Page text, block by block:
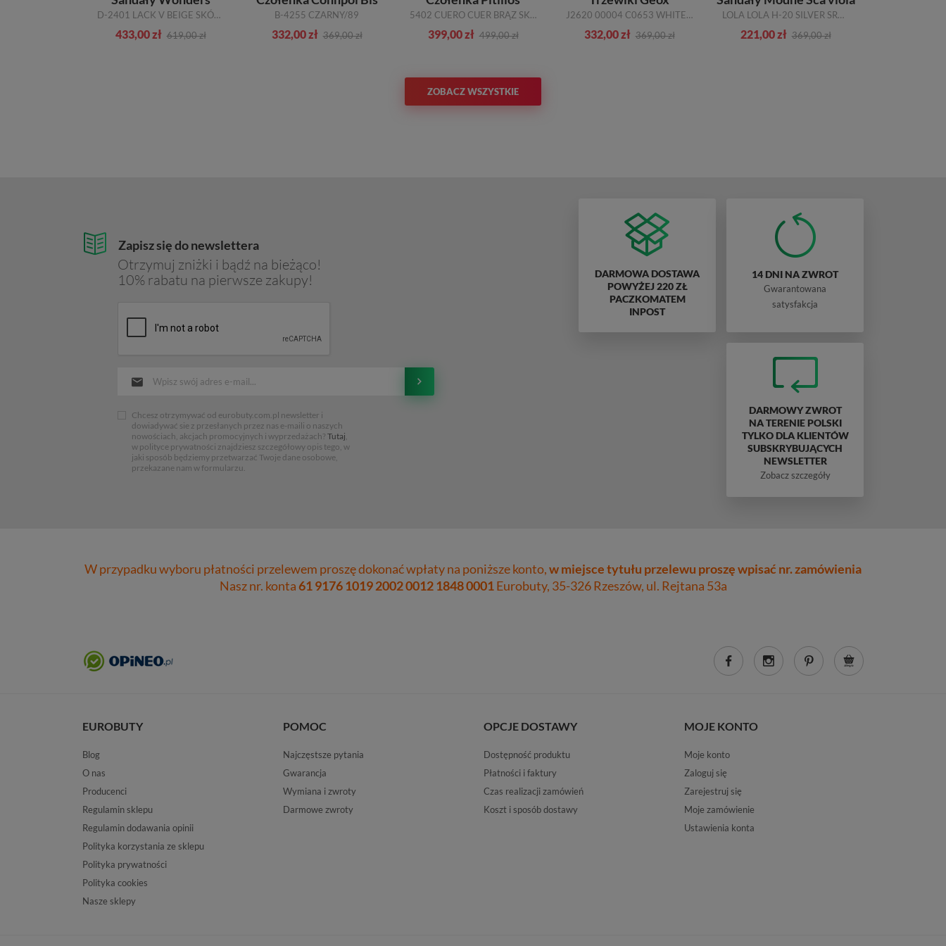
D-2401 LACK V BEIGE SKÓRA NATURALNA
433,00 zł 619,00 zł
B-4255 CZARNY/89
332,00 zł 369,00 zł
5402 CUERO CUER BRĄZ SKÓRA
399,00 zł 499,00 zł
J2620 00004 C0653 WHITE MULTICOLOR R.29- 34
332,00 zł 369,00 zł
LOLA LOLA H-20 SILVER SREBRNE_TN
221,00 zł 369,00 zł
ZOBACZ WSZYSTKIE
Zapisz się do newslettera
Otrzymuj zniżki i bądź na bieżąco!
10% rabatu na pierwsze zakupy!
Chcesz otrzymywać od eurobuty.com.pl newsletter i
dowiadywać sie z przesłanych przez nas e-maili o naszych
nowościach, akcjach promocyjnych i wyprzedażach? Tutaj,
w polityce prywatności znajdziesz szczegółowy opis tego, w
jaki sposób będziemy przetwarzać Twoje dane osobowe,
przekazane nam w formularzu.
DARMOWA DOSTAWA
POWYŻEJ 220 ZŁ
PACZKOMATEM
INPOST
14 DNI NA ZWROT
Gwarantowana
satysfakcja
DARMOWY ZWROT
NA TERENIE POLSKI
TYLKO DLA KLIENTÓW
SUBSKRYBUJĄCYCH
NEWSLETTER
Zobacz szczegóły
W przypadku wyboru płatności przelewem proszę dokonać wpłaty na poniższe konto,w miejsce tytułu przelewu proszę wpisać nr. zamówienia
Nasz nr. konta61 9176 1019 2002 0012 1848 0001Eurobuty, 35-326 Rzeszów, ul. Rejtana 53a
EUROBUTY
Blog
O nas
Producenci
Regulamin sklepu
Regulamin dodawania opinii
Polityka korzystania ze sklepu
Polityka prywatności
Polityka cookies
Nasze sklepy
POMOC
Najczęstsze pytania
Gwarancja
Wymiana i zwroty
Darmowe zwroty
OPCJE DOSTAWY
Dostępność produktu
Płatności i faktury
Czas realizacji zamówień
Koszt i sposób dostawy
MOJE KONTO
Moje konto
Zaloguj się
Zarejestruj się
Moje zamówienie
Ustawienia konta